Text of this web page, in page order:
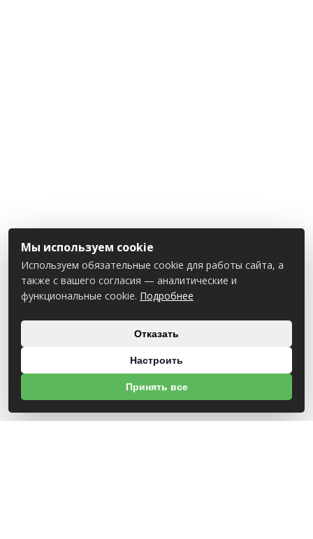
Мы используем cookie
Используем обязательные cookie для работы сайта, а
также с вашего согласия — аналитические и
функциональные cookie. Подробнее
Отказать
Настроить
Принять все